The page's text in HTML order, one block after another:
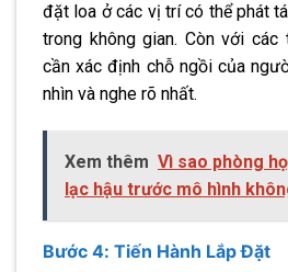
đặt loa ở các vị trí có thể phát
trong không gian. Còn với
cần xác định chỗ ngồi của
nhìn và nghe rõ nhất.
Xem thêm Vì sao phòng
lạc hậu trước mô hình
Bước 4: Tiến Hành Lắp Đặt